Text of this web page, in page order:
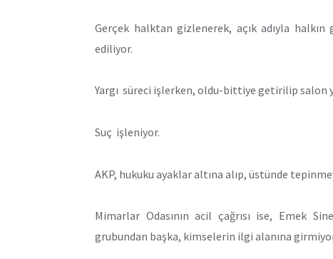
Gerçek halktan gizlenerek, açık adıyla
ediliyor.
Yargı süreci işlerken, oldu-bittiye getirilip salon
Suç işleniyor.
AKP, hukuku ayaklar altına alıp, üstünde
Mimarlar Odasının acil çağrısı ise, Emek
grubundan başka, kimselerin ilgi alanına